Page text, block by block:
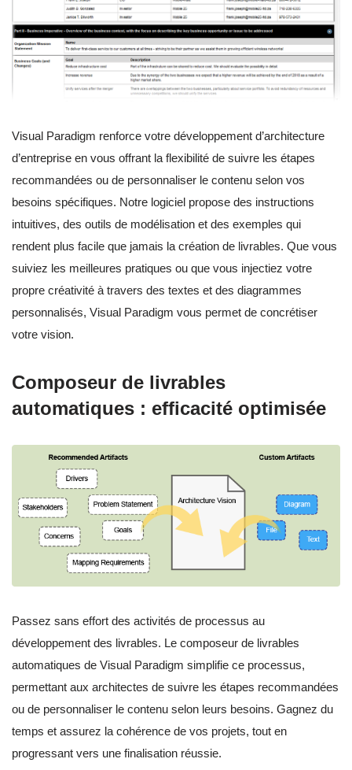
Visual Paradigm renforce votre développement d’architecture
d’entreprise en vous offrant la flexibilité de suivre les étapes
recommandées ou de personnaliser le contenu selon vos
besoins spécifiques. Notre logiciel propose des instructions
intuitives, des outils de modélisation et des exemples qui
rendent plus facile que jamais la création de livrables. Que vous
suiviez les meilleures pratiques ou que vous injectiez votre
propre créativité à travers des textes et des diagrammes
personnalisés, Visual Paradigm vous permet de concrétiser
votre vision.
Composeur de livrables
automatiques : efficacité optimisée
Passez sans effort des activités de processus au
développement des livrables. Le composeur de livrables
automatiques de Visual Paradigm simplifie ce processus,
permettant aux architectes de suivre les étapes recommandées
ou de personnaliser le contenu selon leurs besoins. Gagnez du
temps et assurez la cohérence de vos projets, tout en
progressant vers une finalisation réussie.